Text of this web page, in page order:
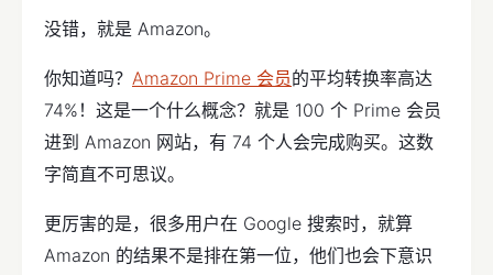
没错，就是 Amazon。
你知道吗？ Amazon Prime 会员的平均转换率高达
74%！这是一个什么概念？就是 100 个 Prime 会员
进到 Amazon 网站，有 74 个人会完成购买。这数
字简直不可思议。
更厉害的是，很多用户在 Google 搜索时，就算
Amazon 的结果不是排在第一位，他们也会下意识